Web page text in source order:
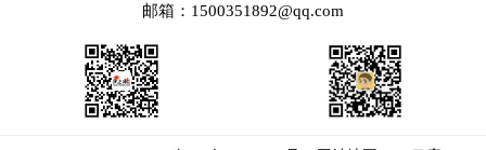
邮箱：1500351892@qq.com